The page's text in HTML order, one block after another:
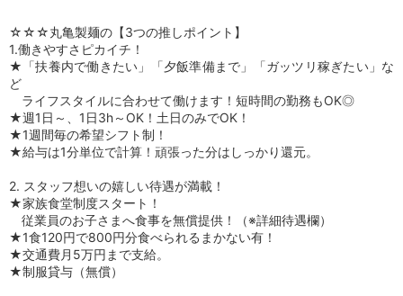
☆☆☆丸亀製麺の【3つの推しポイント】
1.働きやすさピカイチ！
★「扶養内で働きたい」「夕飯準備まで」「ガッツリ稼ぎたい」な
ど
ライフスタイルに合わせて働けます！短時間の勤務もOK◎
★週1日～、1日3h～OK！土日のみでOK！
★1週間毎の希望シフト制！
★給与は1分単位で計算！頑張った分はしっかり還元。
2. スタッフ想いの嬉しい待遇が満載！
★家族食堂制度スタート！
従業員のお子さまへ食事を無償提供！（※詳細待遇欄）
★1食120円で800円分食べられるまかない有！
★交通費月5万円まで支給。
★制服貸与（無償）